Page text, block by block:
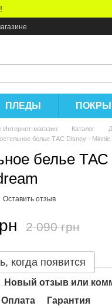
ПЛЕДЫ
Интернет-магазин Каталог
белье ТАС Disney - Minnie
белье
Оставить отзыв
2 090 грн
когда появится
Новый отзыв или
Оплата Гарантия